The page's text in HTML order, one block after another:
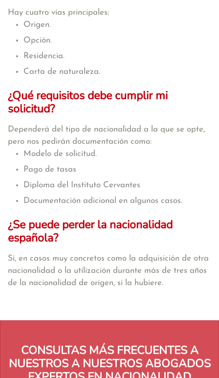
Hay cuatro vías principales:
Origen.
Opción.
Residencia.
Carta de naturaleza.
¿Qué requisitos debe cumplir mi
solicitud?
Dependerá del tipo de nacionalidad a la que se opte,
pero nos pedirán documentación como:
Modelo de solicitud.
Pago de tasas
Diploma del Instituto Cervantes
Documentación adicional en algunos casos.
¿Se puede perder la nacionalidad
española?
Sí, en casos muy concretos como la adquisición de otra
nacionalidad o la utilización durante más de tres años
de la nacionalidad de origen, si la hubiere.
CONSULTAS MÁS FRECUENTES A
NUESTROS A NUESTROS ABOGADOS